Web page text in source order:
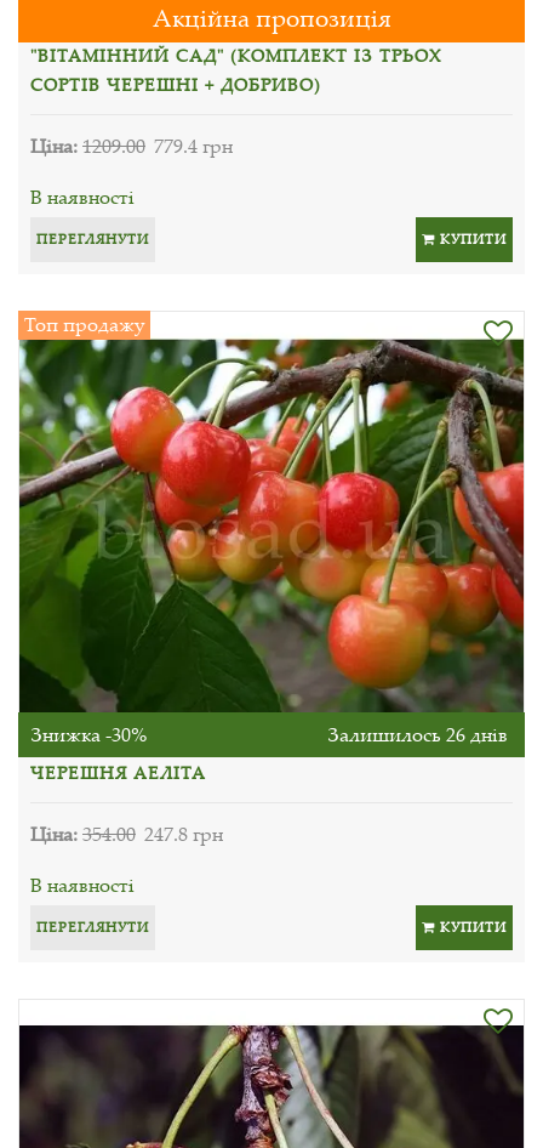
Акційна пропозиція
"ВІТАМІННИЙ САД" (КОМПЛЕКТ ІЗ ТРЬОХ
СОРТІВ ЧЕРЕШНІ + ДОБРИВО)
Ціна:1209.00 779.4 грн
В наявності
ПЕРЕГЛЯНУТИ КУПИТИ
Топ продажу
Знижка -30% Залишилось 26 днів
ЧЕРЕШНЯ АЕЛІТА
Ціна:354.00 247.8 грн
В наявності
ПЕРЕГЛЯНУТИ КУПИТИ